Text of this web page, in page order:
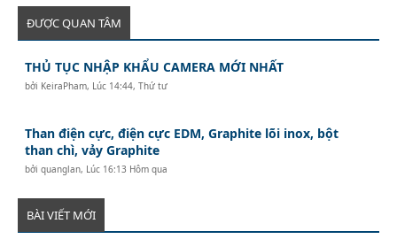
ĐƯỢC QUAN TÂM
THỦ TỤC NHẬP KHẨU CAMERA MỚI NHẤT
bởi KeiraPham, Lúc 14:44, Thứ tư
Than điện cực, điện cực EDM, Graphite lõi inox, bột
than chì, vảy Graphite
bởiquanglan, Lúc 16:13 Hôm qua
BÀI VIẾT MỚI